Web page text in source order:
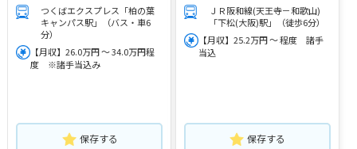
つくばエクスプレス「柏の葉
キャンパス駅」（バス・車6
分）
【月収】26.0万円 ～ 34.0万円程
度 ※諸手当込み
保存する
ＪＲ阪和線(天王寺－和歌山)
「下松(大阪)駅」（徒歩6分）
【月収】25.2万円 ～ 程度 諸手
当込
保存する